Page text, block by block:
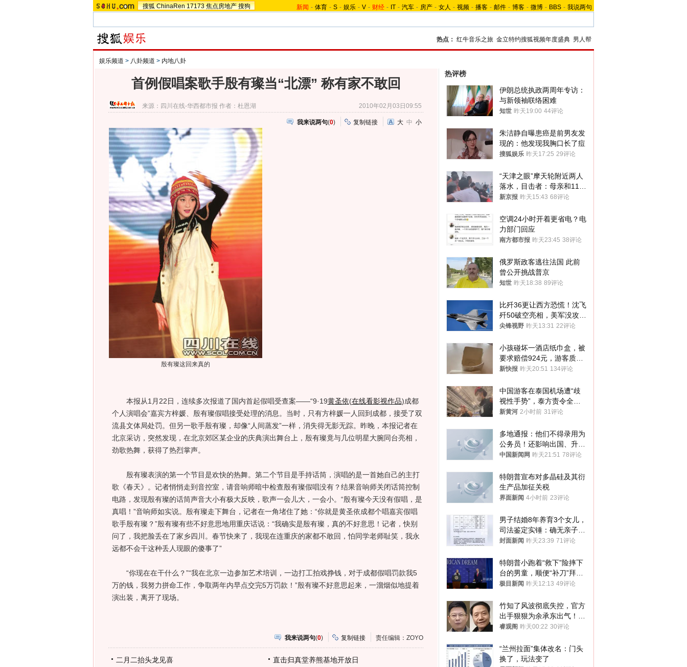
搜狐 ChinaRen 17173 焦点房地产 搜狗 新闻 - 体育 - S - 娱乐 - V - 财经 - IT - 汽车 - 房产 - 女人 - 视频 - 播客 - 邮件 - 博客 - 微博 - BBS - 我说两句
热点： 红牛音乐之旅 金立特约搜狐视频年度盛典 男人帮
娱乐频道 > 八卦频道 > 内地八卦
首例假唱案歌手殷有璨当“北漂” 称有家不敢回
来源： 四川在线-华西都市报 作者：杜恩湖 2010年02月03日09:55
我来说两句(0) 复制链接 大 中 小
殷有璨这回来真的
本报从1月22日，连续多次报道了国内首起假唱受查案——“9·19黄圣依(在线看影视作品)成都
个人演唱会”嘉宾方梓媛、殷有璨假唱接受处理的消息。当时，只有方梓媛一人回到成都，接受了双
流县文体局处罚。但另一歌手殷有璨，却像“人间蒸发”一样，消失得无影无踪。昨晚，本报记者在
北京采访，突然发现，在北京郊区某企业的庆典演出舞台上，殷有璨竟与几位明星大腕同台亮相，
劲歌热舞，获得了热烈掌声。
殷有璨表演的第一个节目是欢快的热舞。第二个节目是手持话筒，演唱的是一首她自己的主打
歌《春天》。记者悄悄走到音控室，请音响师暗中检查殷有璨假唱没有？结果音响师关闭话筒控制
电路，发现殷有璨的话筒声音大小有极大反映，歌声一会儿大，一会小。“殷有璨今天没有假唱，是
真唱！”音响师如实说。殷有璨走下舞台，记者在一角堵住了她：“你就是黄圣依成都个唱嘉宾假唱
歌手殷有璨？”殷有璨有些不好意思地用重庆话说：“我确实是殷有璨，真的不好意思！记者，快别
问了，我把脸丢在了家乡四川。春节快来了，我现在连重庆的家都不敢回，怕同学老师耻笑，我永
远都不会干这种丢人现眼的傻事了”
“你现在在干什么？”“我在北京一边参加艺术培训，一边打工拍戏挣钱，对于成都假唱罚款我5
万的钱，我努力拼命工作，争取两年内早点交完5万罚款！”殷有璨不好意思起来，一溜烟似地提着
演出装，离开了现场。
我来说两句(0) 复制链接 责任编辑：ZOYO
二月二抬头龙见喜 直击归真堂养熊基地开放日
热评榜
伊朗总统执政两周年专访：
与新领袖联络困难
知世 昨天19:00 44评论
朱洁静自曝患癌是前男友发
现的：他发现我胸口长了痘
搜狐娱乐 昨天17:25 29评论
“天津之眼”摩天轮附近两人
落水，目击者：母亲和11岁
儿子先后被打捞上岸
新京报 昨天15:43 68评论
空调24小时开着更省电？电
力部门回应
南方都市报 昨天23:45 38评论
俄罗斯政客逃往法国 此前
曾公开挑战普京
知世 昨天18:38 89评论
比歼36更让西方恐慌！沈飞
歼50破空亮相，美军没攻克
的技术被拿下
尖锋视野 昨天13:31 22评论
小孩碰坏一酒店纸巾盒，被
要求赔偿924元，游客质疑
酒店房客物品超高标价，市
新快报 昨天20:51 134评论
中国游客在泰国机场遭“歧
视性手势”，泰方责令全面
调查，对责任人采取最严厉
新黄河 2小时前 31评论
多地通报：他们不得录用为
公务员！还影响出国、升
学……
中国新闻网 昨天21:51 78评论
特朗普宣布对多晶硅及其衍
生产品加征关税
界面新闻 4小时前 23评论
男子结婚8年养育3个女儿，
司法鉴定实锤：确无亲子关
系！当事人气愤又无奈：心
封面新闻 昨天23:39 71评论
特朗普小跑着“救下”险摔下
台的男童，顺便“补刀”拜
登：“我可不想他像拜登一
极目新闻 昨天12:13 49评论
竹知了风波彻底失控，官方
出手狠狠为余承东出气！雷
军果然没说错
睿观阁 昨天00:22 30评论
“兰州拉面”集体改名：门头
换了，玩法变了